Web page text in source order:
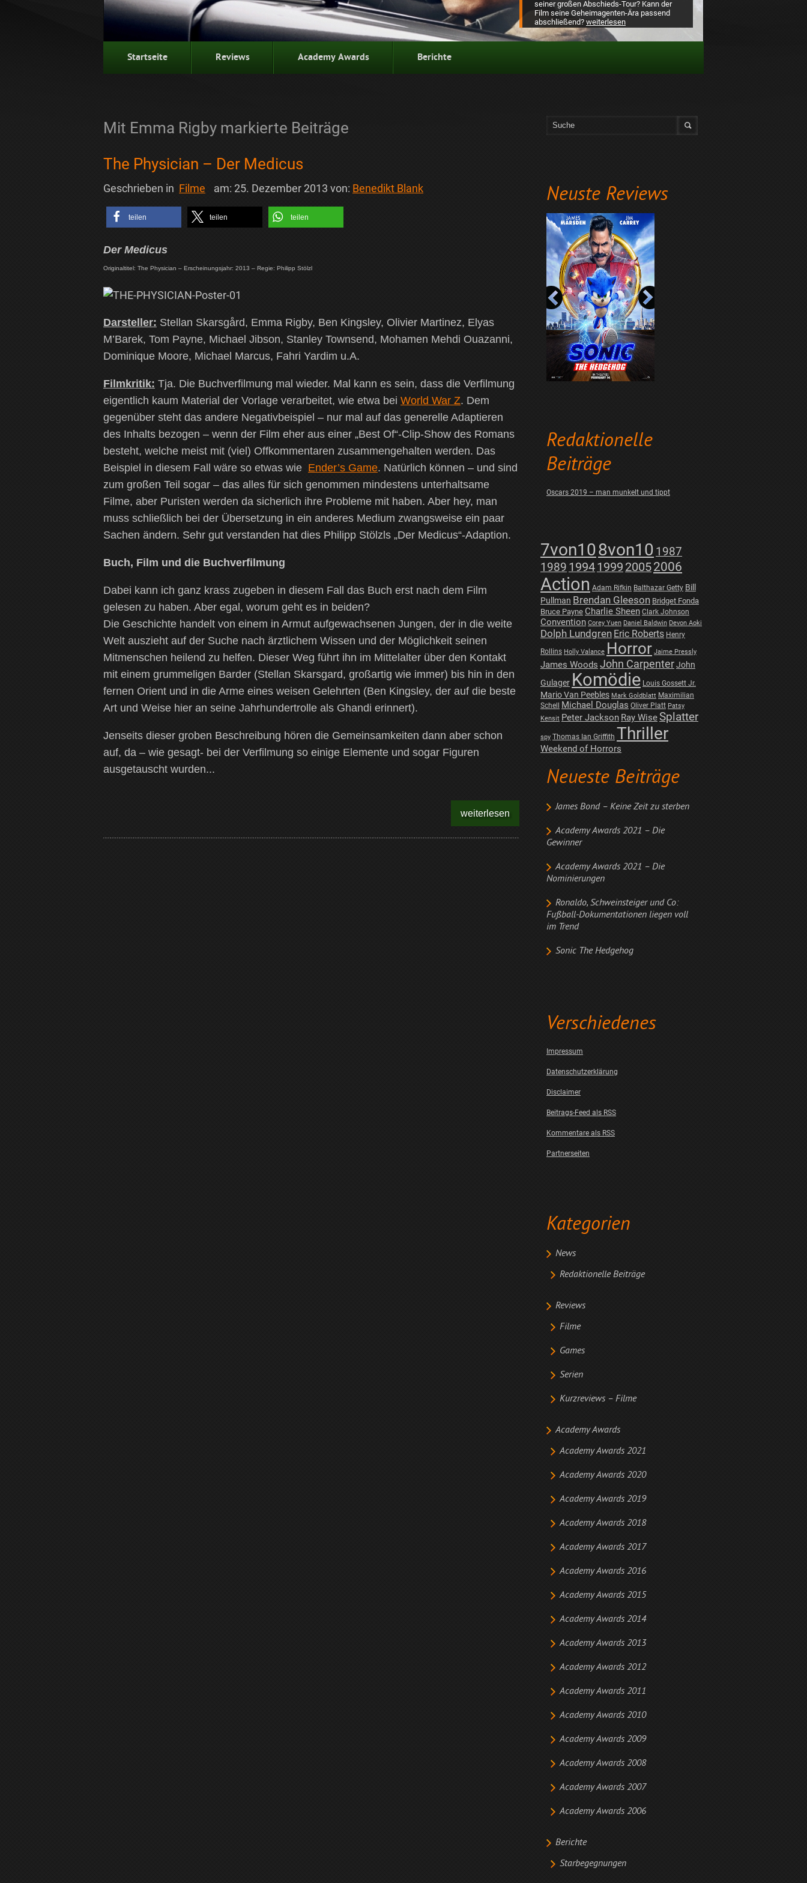
seiner großen Abschieds-Tour? Kann der
Film seine Geheimagenten-Ära passend
abschließend? weiterlesen
Startseite Reviews Academy Awards Berichte
Neuste Reviews
Redaktionelle
Beiträge
Oscars 2019 – man munkelt und tippt
7von108von10 1987
1989 19941999 20052006
Action Adam Rifkin Balthazar Getty Bill
Pullman Brendan Gleeson Bridget Fonda
Bruce Payne Charlie Sheen Clark Johnson
Convention Corey Yuen Daniel Baldwin Devon Aoki
Dolph Lundgren Eric Roberts Henry
Rollins Holly Valance Horror Jaime Pressly
James Woods John CarpenterJohn
Gulager Komödie Louis Gossett Jr.
Mario Van Peebles Mark Goldblatt Maximilian
Schell
Michael Douglas Oliver Platt Patsy
Kensit Peter Jackson Ray WiseSplatter
spy Thomas Ian Griffith Thriller
Weekend of Horrors
Neueste Beiträge
James Bond – Keine Zeit zu sterben
Academy Awards 2021 – Die
Gewinner
Academy Awards 2021 – Die
Nominierungen
Ronaldo, Schweinsteiger und Co:
Fußball-Dokumentationen liegen voll
im Trend
Sonic The Hedgehog
Verschiedenes
Impressum
Datenschutzerklärung
Disclaimer
Beitrags-Feed als RSS
Kommentare als RSS
Partnerseiten
Kategorien
News
Redaktionelle Beiträge
Reviews
Filme
Games
Serien
Kurzreviews – Filme
Academy Awards
Academy Awards 2021
Academy Awards 2020
Academy Awards 2019
Academy Awards 2018
Academy Awards 2017
Academy Awards 2016
Academy Awards 2015
Academy Awards 2014
Academy Awards 2013
Academy Awards 2012
Academy Awards 2011
Academy Awards 2010
Academy Awards 2009
Academy Awards 2008
Academy Awards 2007
Academy Awards 2006
Berichte
Starbegegnungen
Mit Emma Rigby markierte Beiträge
The Physician – Der Medicus
Geschrieben in Filme am: 25. Dezember 2013 von: Benedikt Blank
teilen teilen teilen
Der Medicus
Originaltitel: The Physician – Erscheinungsjahr: 2013 – Regie: Philipp Stölzl
Darsteller: Stellan Skarsgård, Emma Rigby, Ben Kingsley, Olivier Martinez, Elyas
M’Barek, Tom Payne, Michael Jibson, Stanley Townsend, Mohamen Mehdi Ouazanni,
Dominique Moore, Michael Marcus, Fahri Yardim u.A.
Filmkritik: Tja. Die Buchverfilmung mal wieder. Mal kann es sein, dass die Verfilmung
eigentlich kaum Material der Vorlage verarbeitet, wie etwa bei World War Z. Dem
gegenüber steht das andere Negativbeispiel – nur mal auf das generelle Adaptieren
des Inhalts bezogen – wenn der Film eher aus einer „Best Of“-Clip-Show des Romans
besteht, welche meist mit (viel) Offkommentaren zusammengehalten werden. Das
Beispiel in diesem Fall wäre so etwas wie Ender’s Game. Natürlich können – und sind
zum großen Teil sogar – das alles für sich genommen mindestens unterhaltsame
Filme, aber Puristen werden da sicherlich ihre Probleme mit haben. Aber hey, man
muss schließlich bei der Übersetzung in ein anderes Medium zwangsweise ein paar
Sachen ändern. Sehr gut verstanden hat dies Philipp Stölzls „Der Medicus“-Adaption.
Buch, Film und die Buchverfilmung
Dabei kann ich ganz krass zugeben in diesem Fall das Buch erst nach dem Film
gelesen zu haben. Aber egal, worum geht es in beiden?
Die Geschichte handelt von einem in Armut aufgewachsenen Jungen, der in die weite
Welt auszieht auf der Suche nach ärztlichem Wissen und der Möglichkeit seinen
Mitmenschen heilend zu helfen. Dieser Weg führt ihn im Mittelalter über den Kontakt
mit einem grummeligen Barder (Stellan Skarsgard, großartig wie immer) bis hin in den
fernen Orient und in die Arme eines weisen Gelehrten (Ben Kingsley, der auf die beste
Art und Weise hier an seine Jahrhundertrolle als Ghandi erinnert).
Jenseits dieser groben Beschreibung hören die Gemeinsamkeiten dann aber schon
auf, da – wie gesagt- bei der Verfilmung so einige Elemente und sogar Figuren
ausgetauscht wurden...
weiterlesen